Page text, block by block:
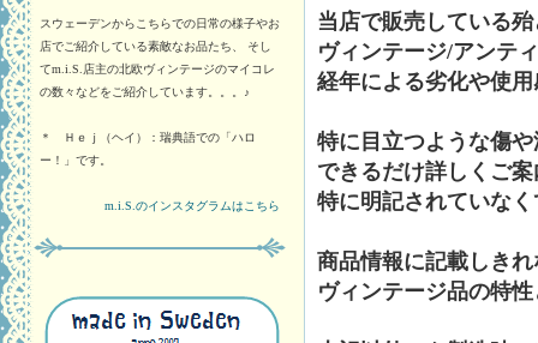
スウェーデンからこちらでの日常の様子やお
店でご紹介している素敵なお品たち、 そし
てm.i.S.店主の北欧ヴィンテージのマイコレ
の数々などをご紹介しています。。。♪
＊ Ｈｅｊ（ヘイ）：瑞典語での「ハロ
ー！」です。
m.i.S.のインスタグラムはこちら
当店で販売している
ヴィンテージ/アンテ
経年による劣化や使
特に目立つような傷
できるだけ詳しくご
特に明記されていな
商品情報に記載しき
ヴィンテージ品の特